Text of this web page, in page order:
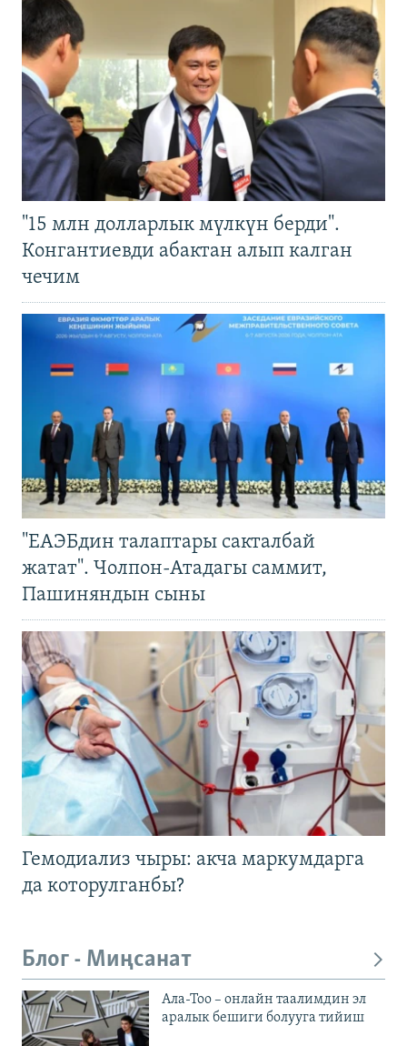
"15 млн долларлык мүлкүн берди".
Конгантиевди абактан алып калган
чечим
"ЕАЭБдин талаптары сакталбай
жатат". Чолпон-Атадагы саммит,
Пашиняндын сыны
Гемодиализ чыры: акча маркумдарга
да которулганбы?
Блог - Миңсанат
Ала-Тоо – онлайн таалимдин эл
аралык бешиги болууга тийиш